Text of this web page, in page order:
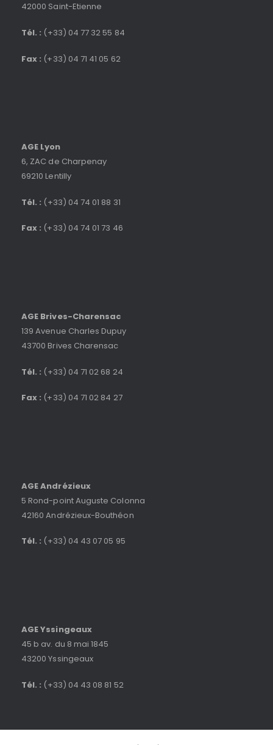
42000 Saint-Etienne
Tél. : (+33) 04 77 32 55 84
Fax : (+33) 04 71 41 05 62
AGE Lyon
6, ZAC de Charpenay
69210 Lentilly
Tél. : (+33) 04 74 01 88 31
Fax : (+33) 04 74 01 73 46
AGE Brives-Charensac
139 Avenue Charles Dupuy
43700 Brives Charensac
Tél. : (+33) 04 71 02 68 24
Fax : (+33) 04 71 02 84 27
AGE Andrézieux
5 Rond-point Auguste Colonna
42160 Andrézieux-Bouthéon
Tél. : (+33) 04 43 07 05 95
AGE Yssingeaux
45 b av. du 8 mai 1845
43200 Yssingeaux
Tél. : (+33) 04 43 08 81 52